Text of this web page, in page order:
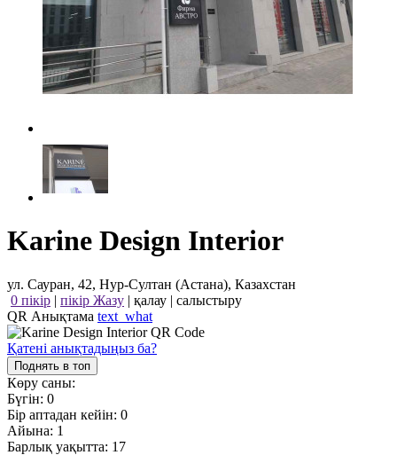
Karine Design Interior
ул. Сауран, 42, Нур-Султан (Астана), Казахстан
0 пікір | пікір Жазу | қалау | салыстыру
QR Анықтама text_what
Қатені анықтадыңыз ба?
Поднять в топ
Көру саны:
Бүгін: 0
Бір аптадан кейін: 0
Айына: 1
Барлық уақытта: 17